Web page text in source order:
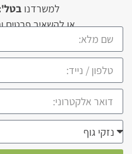
למשרדנו בטל': 03-946-
או להשאיר פרטים